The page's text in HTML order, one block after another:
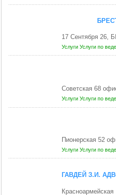
17 Сентября 26,
Услуги Услуги по
Советская 68
Услуги Услуги по
Пионерская 52
Услуги Услуги по
ГАВДЕЙ З.И.